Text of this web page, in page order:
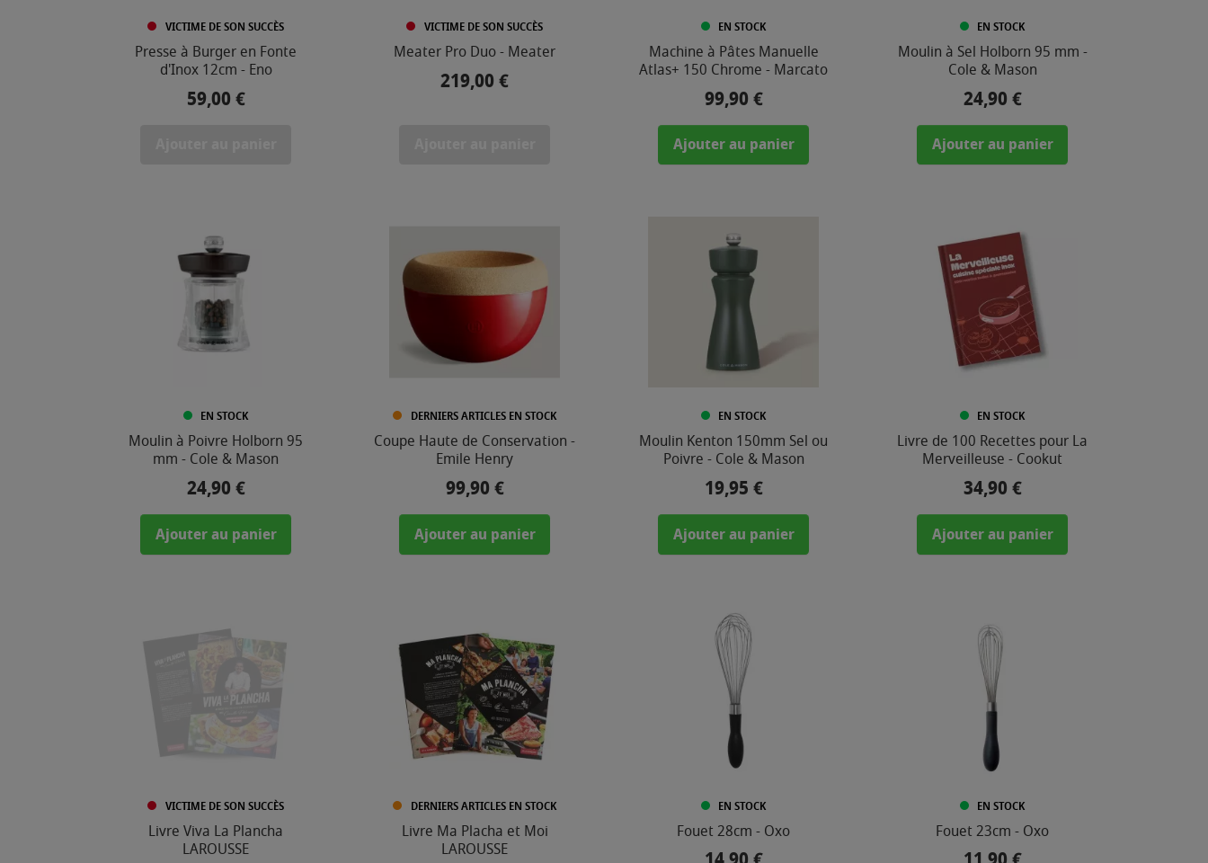
VICTIME DE SON SUCCÈS
Presse à Burger en Fonte
d'Inox 12cm - Eno
Prix
59,00 €
VICTIME DE SON SUCCÈS
Meater Pro Duo - Meater
Prix
219,00 €
EN STOCK
Machine à Pâtes Manuelle
Atlas+ 150 Chrome - Marcato
Prix
99,90 €
Ajouter au panier
EN STOCK
Moulin à Sel Holborn 95 mm -
Cole & Mason
Prix
24,90 €
Ajouter au panier
EN STOCK
Moulin à Poivre Holborn 95
mm - Cole & Mason
Prix
24,90 €
Ajouter au panier
DERNIERS ARTICLES EN STOCK
Coupe Haute de Conservation -
Emile Henry
Prix
99,90 €
Ajouter au panier
EN STOCK
Moulin Kenton 150mm Sel ou
Poivre - Cole & Mason
Prix
19,95 €
Ajouter au panier
EN STOCK
Livre de 100 Recettes pour La
Merveilleuse - Cookut
Prix
34,90 €
Ajouter au panier
VICTIME DE SON SUCCÈS
Livre Viva La Plancha
LAROUSSE
DERNIERS ARTICLES EN STOCK
Livre Ma Placha et Moi
LAROUSSE
EN STOCK
Fouet 28cm - Oxo
EN STOCK
Fouet 23cm - Oxo